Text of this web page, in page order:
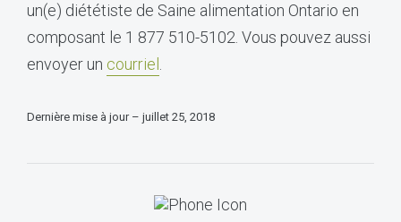
un(e) diététiste de Saine alimentation Ontario en
composant le 1 877 510-5102. Vous pouvez aussi
envoyer un courriel .
Dernière mise à jour – juillet 25, 2018